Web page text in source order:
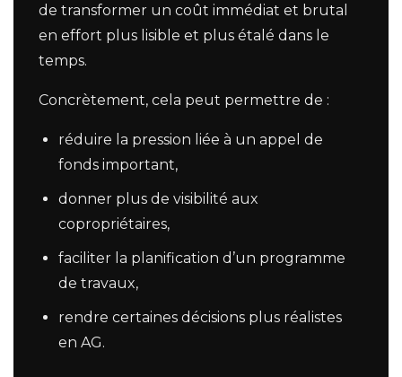
de transformer un coût immédiat et brutal
en effort plus lisible et plus étalé dans le
temps.
Concrètement, cela peut permettre de :
réduire la pression liée à un appel de
fonds important,
donner plus de visibilité aux
copropriétaires,
faciliter la planification d’un programme
de travaux,
rendre certaines décisions plus réalistes
en AG.